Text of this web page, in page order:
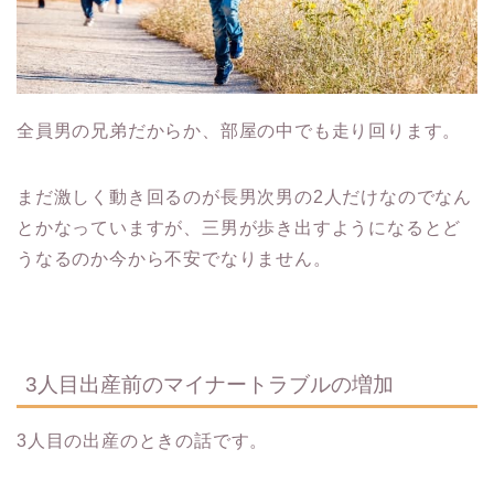
全員男の兄弟だからか、部屋の中でも走り回ります。
まだ激しく動き回るのが長男次男の2人だけなのでなん
とかなっていますが、三男が歩き出すようになるとど
うなるのか今から不安でなりません。
3人目出産前のマイナートラブルの増加
3人目の出産のときの話です。